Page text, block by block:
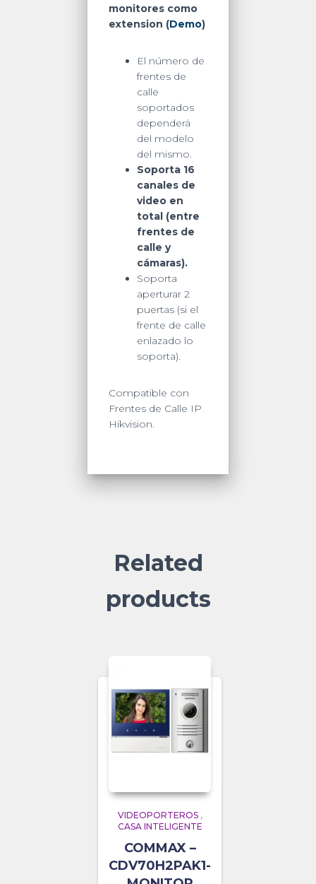
monitores como
extension (Demo)
El número de
frentes de
calle
soportados
dependerá
del modelo
del mismo.
Soporta 16
canales de
video en
total (entre
frentes de
calle y
cámaras).
Soporta
aperturar 2
puertas (si el
frente de calle
enlazado lo
soporta).
Compatible con
Frentes de Calle IP
Hikvision.
Related
products
VIDEOPORTEROS,
CASA INTELIGENTE
COMMAX –
CDV70H2PAK1-